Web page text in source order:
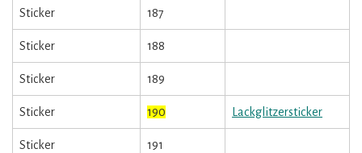
Sticker 187
Sticker 188
Sticker 189
Sticker 190 Lackglitzersticker
Sticker 191